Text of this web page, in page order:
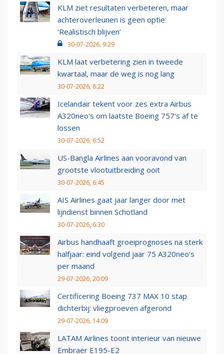
KLM ziet resultaten verbeteren, maar
achteroverleunen is geen optie:
‘Realistisch blijven’
30-07-2026, 9:29
KLM laat verbetering zien in tweede
kwartaal, maar de weg is nog lang
30-07-2026, 8:22
Icelandair tekent voor zes extra Airbus
A320neo's om laatste Boeing 757's af te
lossen
30-07-2026, 6:52
US-Bangla Airlines aan vooravond van
grootste vlootuitbreiding ooit
30-07-2026, 6:45
AIS Airlines gaat jaar langer door met
lijndienst binnen Schotland
30-07-2026, 6:30
Airbus handhaaft groeiprognoses na sterk
halfjaar: eind volgend jaar 75 A320neo’s
per maand
29-07-2026, 20:09
Certificering Boeing 737 MAX 10 stap
dichterbij: vliegproeven afgerond
29-07-2026, 14:09
LATAM Airlines toont interieur van nieuwe
Embraer E195-E2